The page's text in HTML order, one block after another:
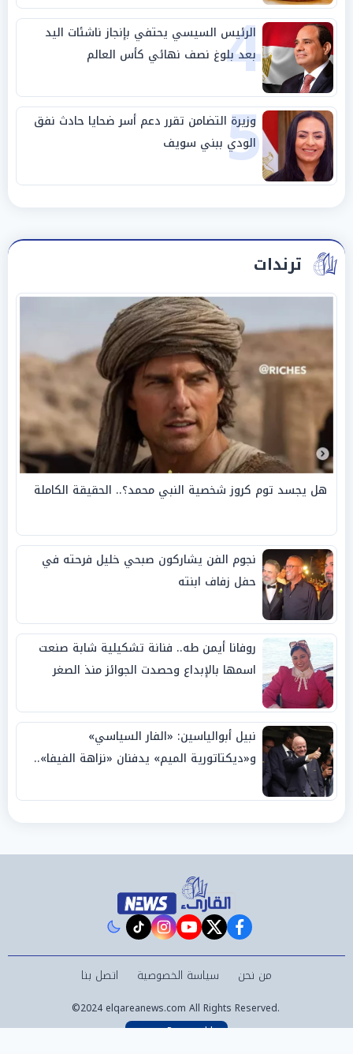
4
الرئيس السيسي يحتفي بإنجاز ناشئات اليد
بعد بلوغ نصف نهائي كأس العالم
5
وزيرة التضامن تقرر دعم أسر ضحايا حادث نفق
الودي ببني سويف
ترندات
هل يجسد توم كروز شخصية النبي محمد؟.. الحقيقة الكاملة
نجوم الفن يشاركون صبحي خليل فرحته في
حفل زفاف ابنته
روفانا أيمن طه.. فنانة تشكيلية شابة صنعت
اسمها بالإبداع وحصدت الجوائز منذ الصغر
نبيل أبوالياسين: «الفار السياسي»
و«ديكتاتورية الميم» يدفنان «نزاهة الفيفا»..
facebook
twitter
youtube
instagram
tiktok
من نحن سياسة الخصوصية اتصل بنا
©2024 elqareanews.com All Rights Reserved.
Powered by